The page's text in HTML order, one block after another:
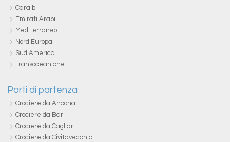
Caraibi
Emirati Arabi
Mediterraneo
Nord Europa
Sud America
Transoceaniche
Porti di partenza
Crociere da Ancona
Crociere da Bari
Crociere da Cagliari
Crociere da Civitavecchia